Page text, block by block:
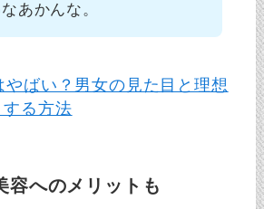
あかんな。
やばい？男女の見た目と理想
る方法
容へのメリットも